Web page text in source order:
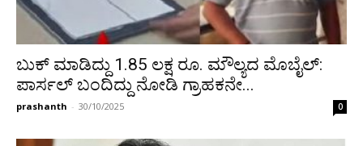
ಬುಕ್ ಮಾಡಿದ್ದು 1.85 ಲಕ್ಷ ರೂ. ಮೌಲ್ಯದ ಮೊಬೈಲ್:
ಪಾರ್ಸಲ್ ಬಂದಿದ್ದು ನೋಡಿ ಗ್ರಾಹಕನೇ...
prashanth - 30/10/2025 0